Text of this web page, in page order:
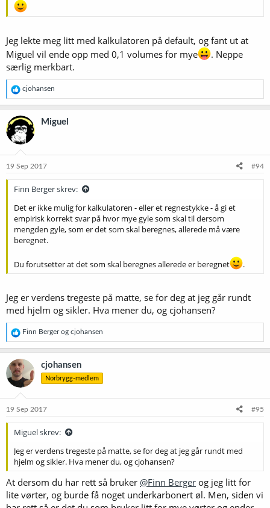
Jeg lekte meg litt med kalkulatoren på default, og fant ut at
Miguel vil ende opp med 0,1 volumes for mye
. Neppe
særlig merkbart.
R
e
a
k
s
o
e
cjohansen
Miguel
19 Sep 2017 #94
Finn Berger skrev:
Det er ikke mulig for kalkulatoren - eller et regnestykke - å gi et
empirisk korrekt svar på hvor mye gyle som skal til dersom
mengden gyle, som er det som skal beregnes, allerede må være
beregnet.
Du forutsetter at det som skal beregnes allerede er beregnet .
Jeg er verdens tregeste på matte, se for deg at jeg går rundt
med hjelm og sikler. Hva mener du, og cjohansen?
R
e
a
k
s
j
o
e
Finn Bergerog cjohansen
cjohansen
Norbrygg-medlem
19 Sep 2017 #95
Miguel skrev:
Jeg er verdens tregeste på matte, se for deg at jeg går rundt med
hjelm og sikler. Hva mener du, og cjohansen?
At dersom du har rett så bruker @Finn Berger og jeg litt for
lite vørter, og burde få noget underkarbonert øl. Men, siden vi